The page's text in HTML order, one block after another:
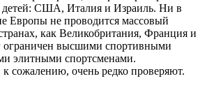
детей: США, Италия и Израиль. Ни в
Европы не проводится массовый
как Великобритания, Франция и
ограничен высшими спортивными
элитными спортсменами.
сожалению, очень редко проверяют.